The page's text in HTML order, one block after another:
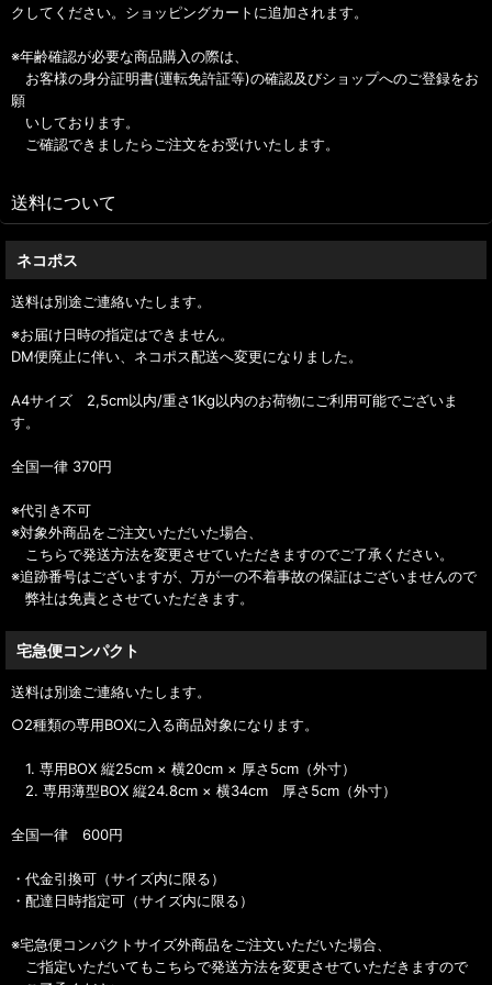
クしてください。ショッピングカートに追加されます。
※年齢確認が必要な商品購入の際は、
お客様の身分証明書(運転免許証等)の確認及びショップへのご登録をお
願
いしております。
ご確認できましたらご注文をお受けいたします。
送料について
ネコポス
送料は別途ご連絡いたします。
※お届け日時の指定はできません。
DM便廃止に伴い、ネコポス配送へ変更になりました。
A4サイズ 2,5cm以内/重さ1Kg以内のお荷物にご利用可能でございま
す。
全国一律 370円
※代引き不可
※対象外商品をご注文いただいた場合、
こちらで発送方法を変更させていただきますのでご了承ください。
※追跡番号はございますが、万が一の不着事故の保証はございませんので
弊社は免責とさせていただきます。
宅急便コンパクト
送料は別途ご連絡いたします。
○2種類の専用BOXに入る商品対象になります。
1. 専用BOX 縦25cm × 横20cm × 厚さ5cm（外寸）
2. 専用薄型BOX 縦24.8cm × 横34cm 厚さ5cm（外寸）
全国一律 600円
・代金引換可（サイズ内に限る）
・配達日時指定可（サイズ内に限る）
※宅急便コンパクトサイズ外商品をご注文いただいた場合、
ご指定いただいてもこちらで発送方法を変更させていただきますので